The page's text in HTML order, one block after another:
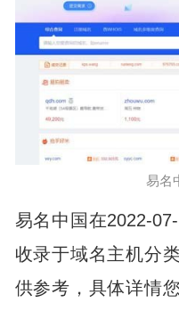
易名
易名中国在2022-
收录于域名主机分
供参考，具体详情